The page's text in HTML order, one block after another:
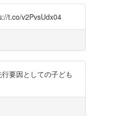
t.co/v2PvsUdx04
要因としての子ども